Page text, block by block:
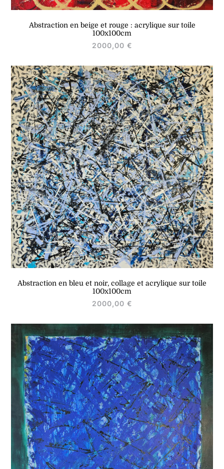
Abstraction en beige et rouge : acrylique sur toile
100x100cm
2000,00 €
Abstraction en bleu et noir, collage et acrylique sur toile
100x100cm
2000,00 €